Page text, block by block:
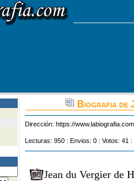
Biografia de
Dirección: https://
Lecturas: 950 : Envios: 0 : Votos: 41
Jean du Vergier de